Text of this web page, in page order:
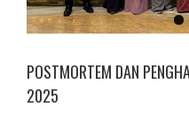
POSTMORTEM DAN
2025